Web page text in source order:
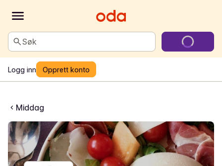
Søk
Logg inn Opprett konto
Middag